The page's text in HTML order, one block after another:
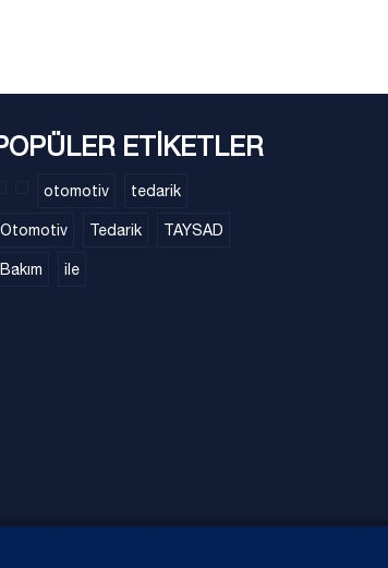
ETİKETLER
otomotiv tedarik
Otomotiv Tedarik TAYSAD
Bakım ile